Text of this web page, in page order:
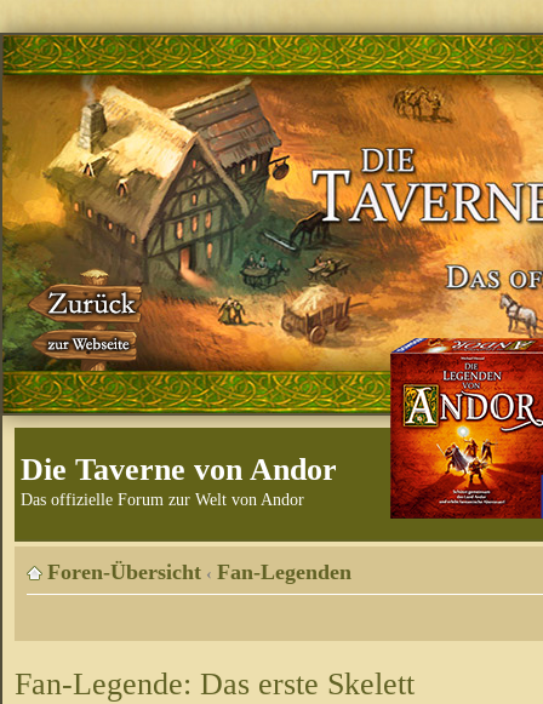
Die Taverne von Andor
Das offizielle Forum zur Welt von Andor
Foren-Übersicht ‹ Fan-Legenden
Fan-Legende: Das erste Skelett